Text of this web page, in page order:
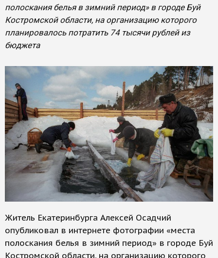
полоскания белья в зимний период» в городе Буй
Костромской области, на организацию которого
планировалось потратить 74 тысячи рублей из
бюджета
Житель Екатеринбурга Алексей Осадчий
опубликовал в интернете фотографии «места
полоскания белья в зимний период» в городе Буй
Костромской области, на организацию которого